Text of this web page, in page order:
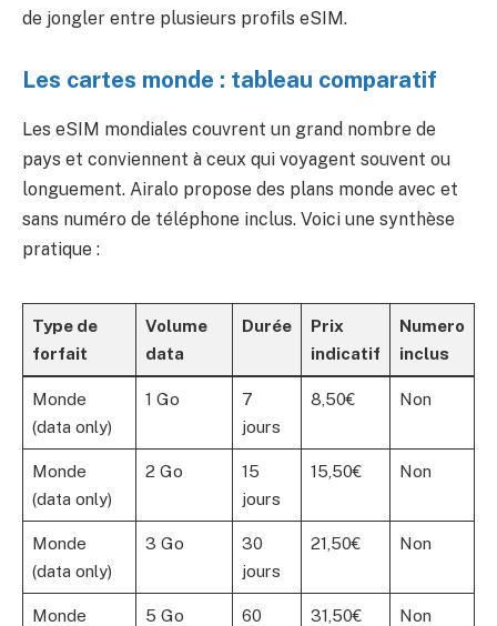
de jongler entre plusieurs profils eSIM.
Les cartes monde : tableau comparatif
Les eSIM mondiales couvrent un grand nombre de
pays et conviennent à ceux qui voyagent souvent ou
longuement. Airalo propose des plans monde avec et
sans numéro de téléphone inclus. Voici une synthèse
pratique :
Type de
forfait
Volume
data
Durée
Prix
indicatif
Numero
inclus
Monde
(data only)
1 Go
7
jours
8,50€ Non
Monde
(data only)
2 Go
15
jours
15,50€ Non
Monde
(data only)
3 Go
30
jours
21,50€ Non
Monde
5 Go
60
31,50€ Non